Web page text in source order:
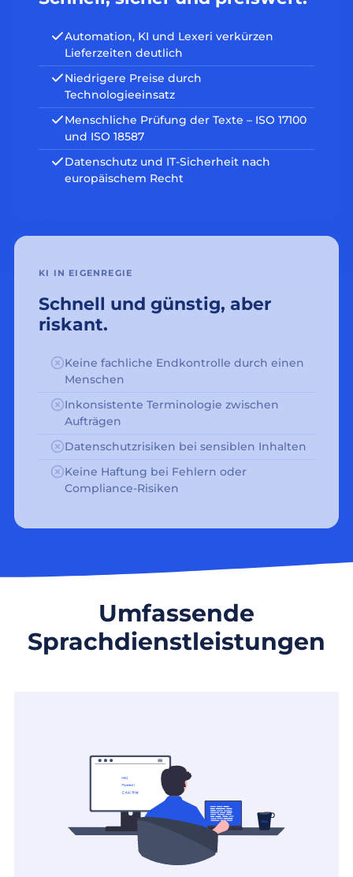
Automation, KI und Lexeri verkürzen
Lieferzeiten deutlich
Niedrigere Preise durch
Technologieeinsatz
Menschliche Prüfung der Texte – ISO 17100
und ISO 18587
Datenschutz und IT-Sicherheit nach
europäischem Recht
KI IN EIGENREGIE
Schnell und günstig, aber
riskant.
Keine fachliche Endkontrolle durch einen
Menschen
Inkonsistente Terminologie zwischen
Aufträgen
Datenschutzrisiken bei sensiblen Inhalten
Keine Haftung bei Fehlern oder
Compliance-Risiken
Umfassende
Sprachdienstleistungen